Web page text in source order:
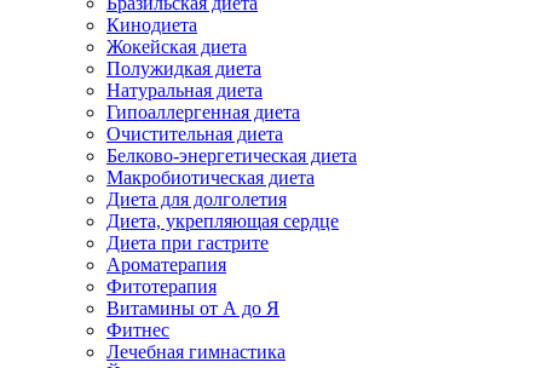
Кинодиета
Жокейская диета
Полужидкая диета
Натуральная диета
Гипоаллергенная диета
Очистительная диета
Белково-энергетическая диета
Макробиотическая диета
Диета для долголетия
Диета, укрепляющая сердце
Диета при гастрите
Ароматерапия
Фитотерапия
Витамины от А до Я
Фитнес
Лечебная гимнастика